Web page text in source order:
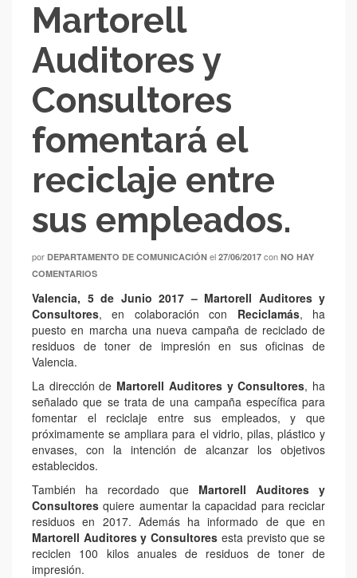
Martorell
Auditores y
Consultores
fomentará el
reciclaje entre
sus empleados.
por DEPARTAMENTO DE COMUNICACIÓN el 27/06/2017 con NO HAY
COMENTARIOS
Valencia, 5 de Junio 2017 – Martorell Auditores y
Consultores, en colaboración con Reciclamás, ha
puesto en marcha una nueva campaña de reciclado de
residuos de toner de impresión en sus oficinas de
Valencia.
La dirección de Martorell Auditores y Consultores, ha
señalado que se trata de una campaña específica para
fomentar el reciclaje entre sus empleados, y que
próximamente se ampliara para el vidrio, pilas, plástico y
envases, con la intención de alcanzar los objetivos
establecidos.
También ha recordado que Martorell Auditores y
Consultores quiere aumentar la capacidad para reciclar
residuos en 2017. Además ha informado de que en
Martorell Auditores y Consultores esta previsto que se
reciclen 100 kilos anuales de residuos de toner de
impresión.